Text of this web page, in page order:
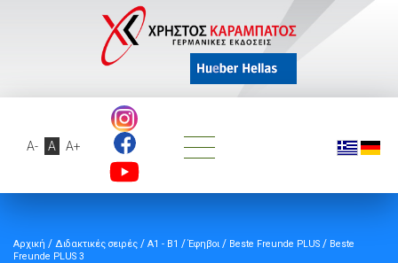
A- A A+
Αρχική / Διδακτικές σειρές / A1 - B1 / Έφηβοι / Beste Freunde PLUS / Beste
Freunde PLUS 3